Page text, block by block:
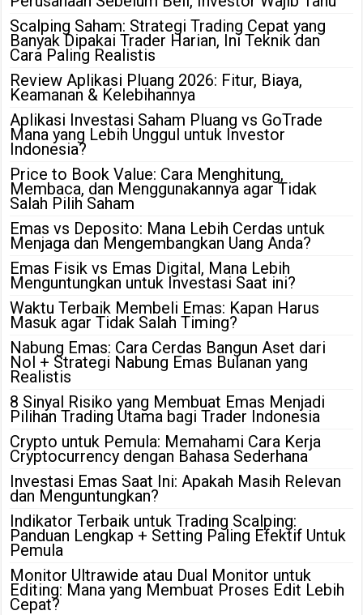
Scalping Saham: Strategi Trading Cepat yang
Banyak Dipakai Trader Harian, Ini Teknik dan
Cara Paling Realistis
Review Aplikasi Pluang 2026: Fitur, Biaya,
Keamanan & Kelebihannya
Aplikasi Investasi Saham Pluang vs GoTrade
Mana yang Lebih Unggul untuk Investor
Indonesia?
Price to Book Value: Cara Menghitung,
Membaca, dan Menggunakannya agar Tidak
Salah Pilih Saham
Emas vs Deposito: Mana Lebih Cerdas untuk
Menjaga dan Mengembangkan Uang Anda?
Emas Fisik vs Emas Digital, Mana Lebih
Menguntungkan untuk Investasi Saat ini?
Waktu Terbaik Membeli Emas: Kapan Harus
Masuk agar Tidak Salah Timing?
Nabung Emas: Cara Cerdas Bangun Aset dari
Nol + Strategi Nabung Emas Bulanan yang
Realistis
8 Sinyal Risiko yang Membuat Emas Menjadi
Pilihan Trading Utama bagi Trader Indonesia
Crypto untuk Pemula: Memahami Cara Kerja
Cryptocurrency dengan Bahasa Sederhana
Investasi Emas Saat Ini: Apakah Masih Relevan
dan Menguntungkan?
Indikator Terbaik untuk Trading Scalping:
Panduan Lengkap + Setting Paling Efektif Untuk
Pemula
Monitor Ultrawide atau Dual Monitor untuk
Editing: Mana yang Membuat Proses Edit Lebih
Cepat?